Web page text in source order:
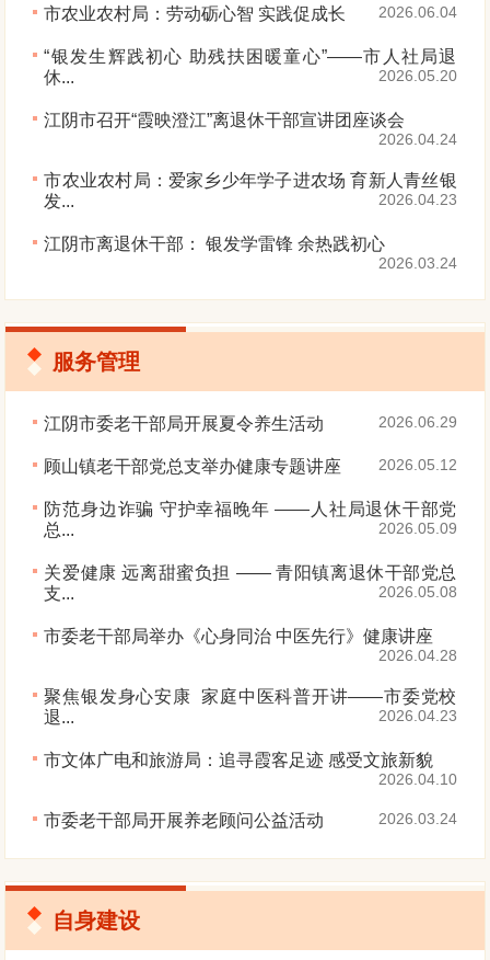
市农业农村局：劳动砺心智 实践促成长 2026.06.04
“银发生辉践初心 助残扶困暖童心”——市人社局退
休...
2026.05.20
江阴市召开“霞映澄江”离退休干部宣讲团座谈会
2026.04.24
市农业农村局：爱家乡少年学子进农场 育新人青丝银
发...
2026.04.23
江阴市离退休干部： 银发学雷锋 余热践初心
2026.03.24
服务管理
江阴市委老干部局开展夏令养生活动 2026.06.29
顾山镇老干部党总支举办健康专题讲座 2026.05.12
防范身边诈骗 守护幸福晚年 ——人社局退休干部党
总...
2026.05.09
关爱健康 远离甜蜜负担 —— 青阳镇离退休干部党总
支...
2026.05.08
市委老干部局举办《心身同治 中医先行》健康讲座
2026.04.28
聚焦银发身心安康 家庭中医科普开讲——市委党校
退...
2026.04.23
市文体广电和旅游局：追寻霞客足迹 感受文旅新貌
2026.04.10
市委老干部局开展养老顾问公益活动 2026.03.24
自身建设